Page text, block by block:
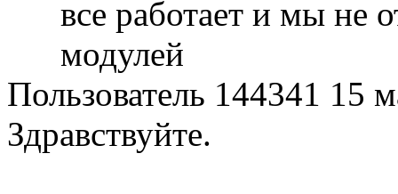
все работает и мы не
модулей
Пользователь 144341 15
Здравствуйте.